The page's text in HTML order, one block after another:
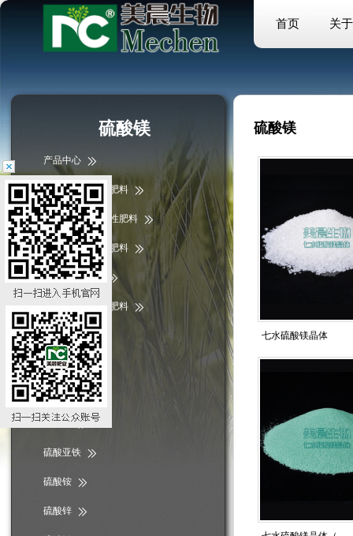
首页 关
硫酸镁
产品中心
大量元素水溶性肥料
中微量元素水溶性肥料
微量元素水溶性肥料
掺混肥/复合肥
含腐植酸水溶性肥料
液体肥料
磷酸二氢钾
硫酸钾
硫酸镁
硫酸亚铁
硫酸铵
硫酸锌
硫酸镁
七水硫酸镁晶体